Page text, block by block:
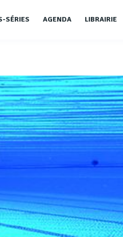
SÉRIES AGENDA LIBRAIRIE